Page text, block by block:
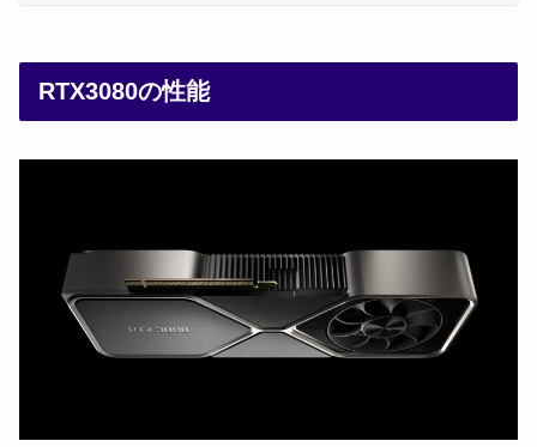
RTX3080の性能